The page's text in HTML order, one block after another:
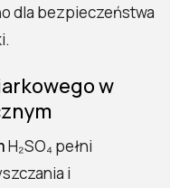
dla bezpieczeństwa
w
H₂SO₄ pełni
i